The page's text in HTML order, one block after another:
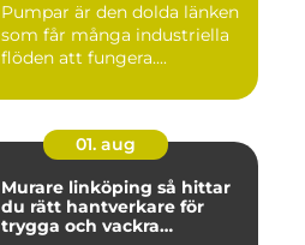
Pumpar är den dolda länken
som får många industriella
flöden att fungera....
01. aug
Murare linköping så hittar
du rätt hantverkare för
trygga och vackra